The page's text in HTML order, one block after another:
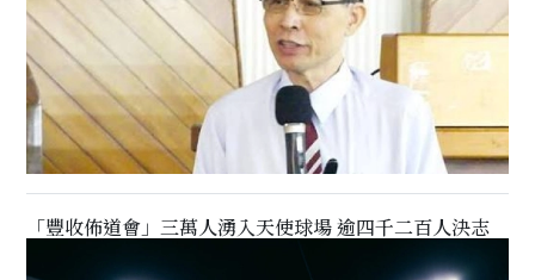
「豐收佈道會」三萬人湧入天使球場 逾四千二百人決志